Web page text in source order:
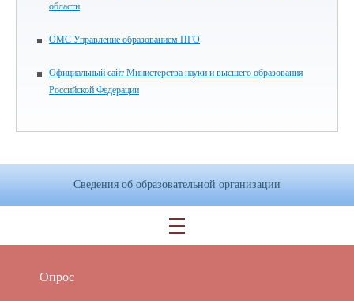
области
ОМС Управление образованием ПГО
Официальный сайт Министерства науки и высшего образования
Российской Федерации
Сведения об образовательной организации
Опрос